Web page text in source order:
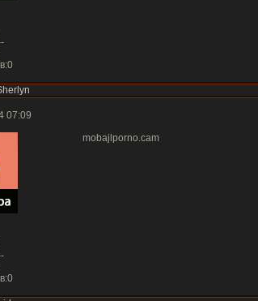
07:09
mobajlporno.cam